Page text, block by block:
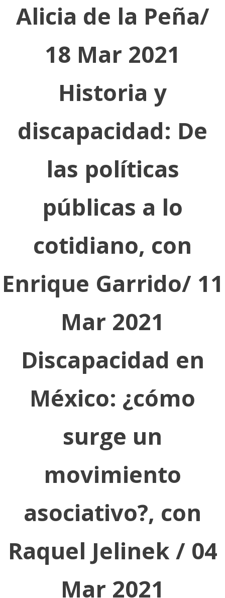
Alicia de la Peña/
18 Mar 2021
Historia y
discapacidad: De
las políticas
públicas a lo
cotidiano, con
Enrique Garrido/ 11
Mar 2021
Discapacidad en
México: ¿cómo
surge un
movimiento
asociativo?, con
Raquel Jelinek / 04
Mar 2021